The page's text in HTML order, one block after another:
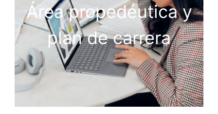
Área propedéutica y
plan de carrera